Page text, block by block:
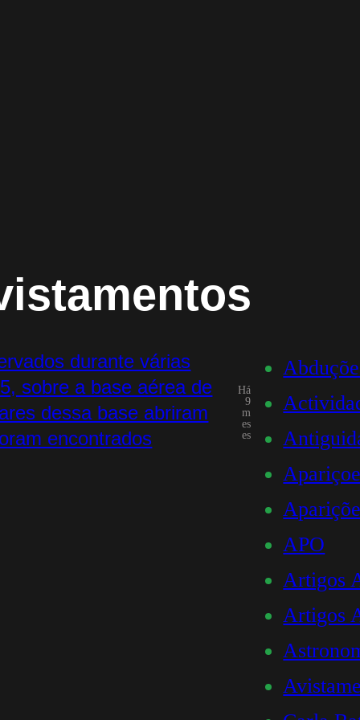
durante várias
sobre a base aérea de
dessa base abriram
encontrados
Há
9
m
es
es
APO
Artigos
Artigos